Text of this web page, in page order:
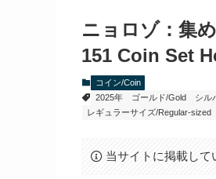
ニョロゾ：集
151 Coin Set
コイン/Coin
2025年
ゴールド/Gold シル
レギュラーサイズ/Regular-sized
当サイトに掲載して